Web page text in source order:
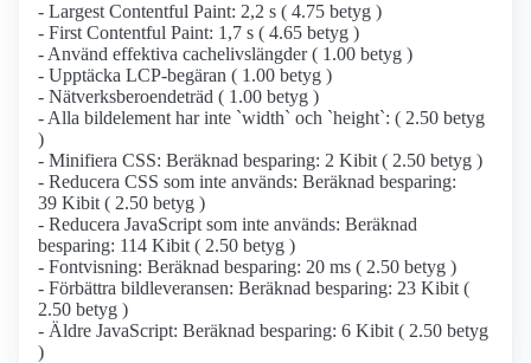
- Largest Contentful Paint: 2,2 s ( 4.75 betyg )
- First Contentful Paint: 1,7 s ( 4.65 betyg )
- Använd effektiva cachelivslängder ( 1.00 betyg )
- Upptäcka LCP-begäran ( 1.00 betyg )
- Nätverksberoendeträd ( 1.00 betyg )
- Alla bildelement har inte `width` och `height`: ( 2.50 betyg
)
- Minifiera CSS: Beräknad besparing: 2 Kibit ( 2.50 betyg )
- Reducera CSS som inte används: Beräknad besparing:
39 Kibit ( 2.50 betyg )
- Reducera JavaScript som inte används: Beräknad
besparing: 114 Kibit ( 2.50 betyg )
- Fontvisning: Beräknad besparing: 20 ms ( 2.50 betyg )
- Förbättra bildleveransen: Beräknad besparing: 23 Kibit (
2.50 betyg )
- Äldre JavaScript: Beräknad besparing: 6 Kibit ( 2.50 betyg
)